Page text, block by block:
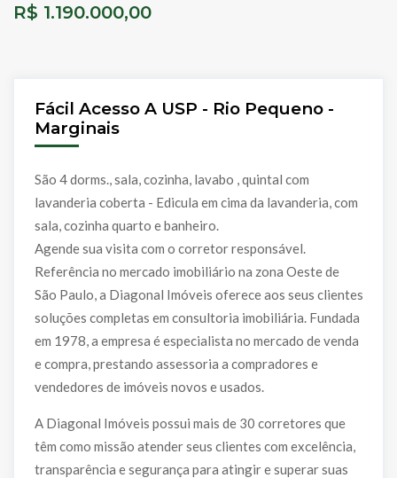
R$ 1.190.000,00
Fácil Acesso A USP - Rio Pequeno -
Marginais
São 4 dorms., sala, cozinha, lavabo , quintal com
lavanderia coberta - Edicula em cima da lavanderia, com
sala, cozinha quarto e banheiro.
Agende sua visita com o corretor responsável.
Referência no mercado imobiliário na zona Oeste de
São Paulo, a Diagonal Imóveis oferece aos seus clientes
soluções completas em consultoria imobiliária. Fundada
em 1978, a empresa é especialista no mercado de venda
e compra, prestando assessoria a compradores e
vendedores de imóveis novos e usados.
A Diagonal Imóveis possui mais de 30 corretores que
têm como missão atender seus clientes com excelência,
transparência e segurança para atingir e superar suas